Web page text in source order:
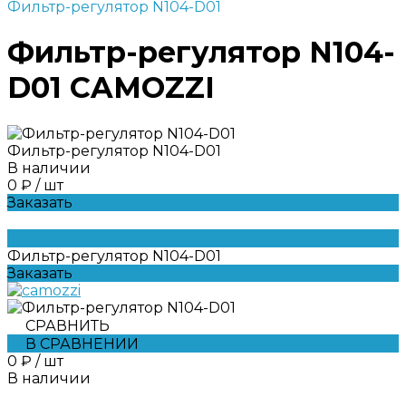
Фильтр-регулятор N104-D01
Фильтр-регулятор N104-
D01 CAMOZZI
Фильтр-регулятор N104-D01
В наличии
0 ₽ / шт
Заказать
Фильтр-регулятор N104-D01
Заказать
СРАВНИТЬ
В СРАВНЕНИИ
0 ₽ / шт
В наличии